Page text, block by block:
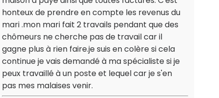
honteux de prendre en compte les revenus du
mari .mon mari fait 2 travails pendant que des
chômeurs ne cherche pas de travail car il
gagne plus à rien faire.je suis en colère si cela
continue je vais demandé à ma spécialiste si je
peux travaillé à un poste et lequel car je s'en
pas mes malaises venir.